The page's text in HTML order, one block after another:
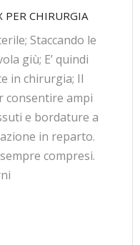
CHIRURGIA
Staccando le
giù; E’ quindi
in chirurgia; Il
consentire ampi
e bordature a
in reparto.
compresi.